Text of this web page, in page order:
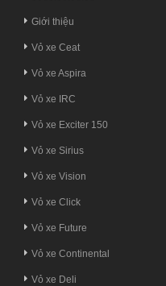
Giới thiệu
Vỏ xe Ceat
Vỏ xe Aspira
Vỏ xe IRC
Vỏ xe Exciter 150
Vỏ xe Sirius
Vỏ xe Vision
Vỏ xe Click
Vỏ xe Future
Vỏ xe Continental
Vỏ xe Deli